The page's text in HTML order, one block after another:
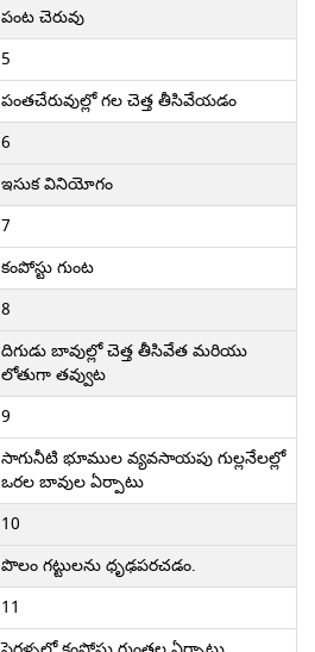
పంట చెరువు
5
పంతచేరువుల్లో గల చెత్త తీసివేయడం
6
ఇసుక వినియోగం
7
కంపోస్టు గుంట
8
దిగుడు బావుల్లో చెత్త తీసివేత మరియు
లోతుగా తవ్వుట
9
సాగునీటి భూముల వ్యవసాయపు గుల్లనేలల్లో
ఒరల బావుల ఏర్పాటు
10
పొలం గట్టులను ధృఢపరచడం.
11